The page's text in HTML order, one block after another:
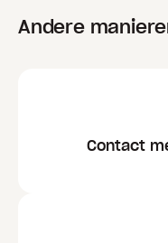
Andere
Contact